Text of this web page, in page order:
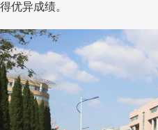
得优异成绩。